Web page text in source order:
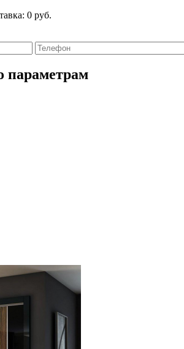
0 руб.
параметрам